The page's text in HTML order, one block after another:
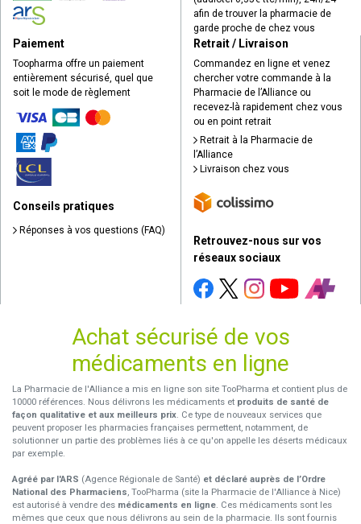
afin de trouver la pharmacie de
garde proche de chez vous
Paiement
Toopharma offre un paiement
entièrement sécurisé, quel que
soit le mode de règlement
Conseils pratiques
Réponses à vos questions (FAQ)
Retrait / Livraison
Commandez en ligne et venez
chercher votre commande à la
Pharmacie de l’Alliance ou
recevez-là rapidement chez vous
ou en point retrait
Retrait à la Pharmacie de
l’Alliance
Livraison chez vous
Retrouvez-nous sur vos
réseaux sociaux
Achat sécurisé de vos
médicaments en ligne
La Pharmacie de l'Alliance a mis en ligne son site TooPharma et contient plus de
10000 références. Nous délivrons les médicaments et produits de santé de
façon qualitative et aux meilleurs prix. Ce type de nouveaux services que
peuvent proposer les pharmacies françaises permettent, notamment, de
solutionner un partie des problèmes liés à ce qu'on appelle les déserts médicaux
par exemple.
Agréé par l'ARS (Agence Régionale de Santé) et déclaré auprès de l’Ordre
National des Pharmaciens, TooPharma (site la Pharmacie de l'Alliance à Nice)
est autorisé à vendre des médicaments en ligne. Ces médicaments sont les
mêmes que ceux que nous délivrons au sein de la pharmacie. Ils sont fournis